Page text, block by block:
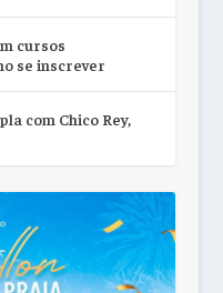
cursos
se inscrever
com Chico Rey,